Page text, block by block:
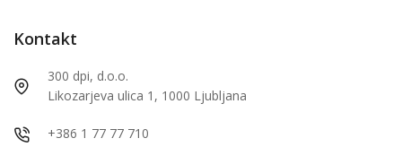
Kontakt
300 dpi, d.o.o.
Likozarjeva ulica 1, 1000 Ljubljana
+386 1 77 77 710